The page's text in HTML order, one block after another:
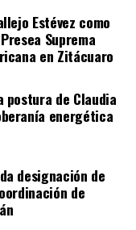
apegado al
Erendira
Estévez como
Suprema
en Zitácuaro
postura de Claudia
energética
designación de
de